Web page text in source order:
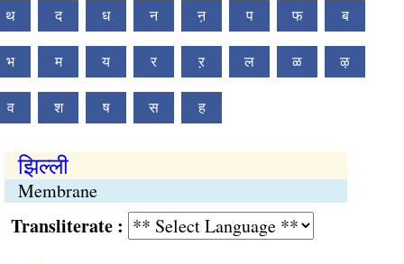
थ द ध न ऩ प फ ब
भ म य र ऱ ल ळ ऴ
व श ष स ह
झिल्ली
Membrane
: